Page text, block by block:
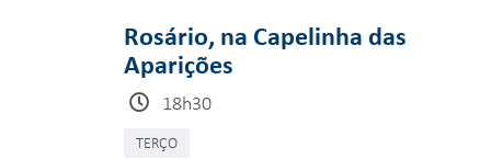
Rosário, na Capelinha das
Aparições
18h30
TERÇO